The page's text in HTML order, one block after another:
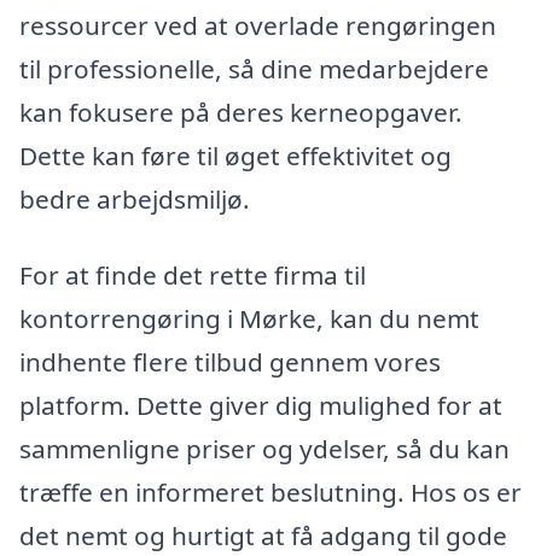
ressourcer ved at overlade rengøringen
til professionelle, så dine medarbejdere
kan fokusere på deres kerneopgaver.
Dette kan føre til øget effektivitet og
bedre arbejdsmiljø.
For at finde det rette firma til
kontorrengøring i Mørke, kan du nemt
indhente flere tilbud gennem vores
platform. Dette giver dig mulighed for at
sammenligne priser og ydelser, så du kan
træffe en informeret beslutning. Hos os er
det nemt og hurtigt at få adgang til gode